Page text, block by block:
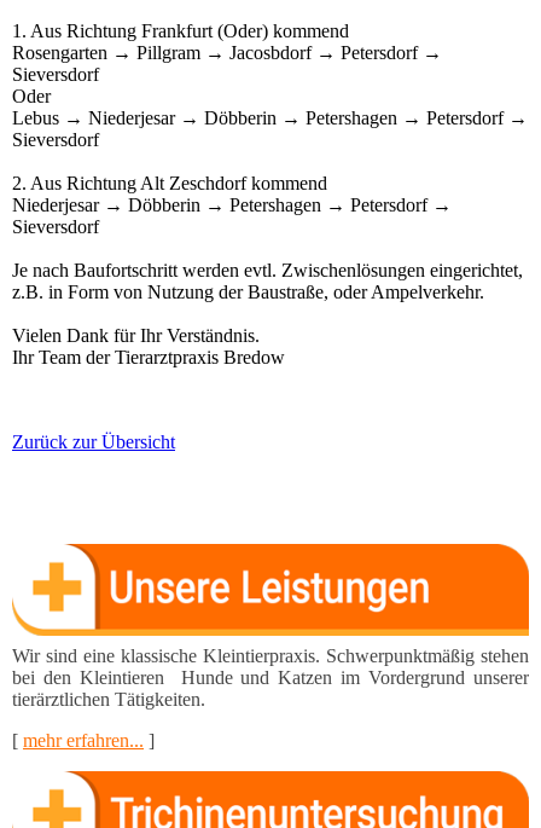
1. Aus Richtung Frankfurt (Oder) kommend
Rosengarten → Pillgram → Jacosbdorf → Petersdorf →
Sieversdorf
Oder
Lebus → Niederjesar → Döbberin → Petershagen → Petersdorf →
Sieversdorf
2. Aus Richtung Alt Zeschdorf kommend
Niederjesar → Döbberin → Petershagen → Petersdorf →
Sieversdorf
Je nach Baufortschritt werden evtl. Zwischenlösungen eingerichtet,
z.B. in Form von Nutzung der Baustraße, oder Ampelverkehr.
Vielen Dank für Ihr Verständnis.
Ihr Team der Tierarztpraxis Bredow
Zurück zur Übersicht
Wir sind eine klassische Kleintierpraxis. Schwerpunktmä­ßig stehen
bei den Kleintieren Hunde und Katzen im Vor­dergrund unserer
tierärztlichen Tätigkeiten.
[ mehr erfahren... ]